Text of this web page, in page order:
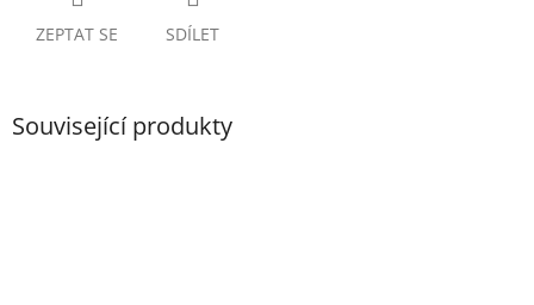
ZEPTAT SE SDÍLET
Související produkty